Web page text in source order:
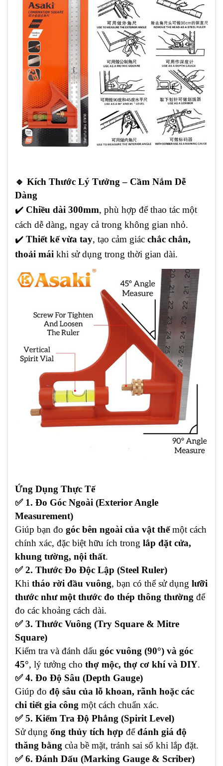
🔹 Kích Thước Lý Tưởng – Cầm Nắm Dễ
Dàng
✔ Chiều dài 300mm, phù hợp để thao tác một
cách dễ dàng, ngay cả trong không gian nhỏ.
✔ Thiết kế vừa tay, tạo cảm giác chắc chắn,
thoải mái khi sử dụng trong thời gian dài.
Ứng Dụng Thực Tế
✅ 1. Đo Góc Ngoài (Exterior Angle
Measurement)
Giúp bạn đo góc bên ngoài của vật thểmột cách
chính xác, đặc biệt hữu ích trong lắp đặt cửa,
khung tường, nội thất.
✅ 2. Thước Đo Độc Lập (Steel Ruler)
Khi tháo rời đầu vuông, bạn có thể sử dụng lưỡi
thước như một thước đo thép thông thường để
đo các khoảng cách dài.
✅ 3. Thước Vuông (Try Square & Mitre
Square)
Kiểm tra và đánh dấu góc vuông (90°) và góc
45°, lý tưởng cho thợ mộc, thợ cơ khí và DIY.
✅ 4. Đo Độ Sâu (Depth Gauge)
Giúp đo độ sâu của lỗ khoan, rãnh hoặc các
chi tiết gia công một cách chuẩn xác.
✅ 5. Kiểm Tra Độ Phẳng (Spirit Level)
Sử dụng ống thủy tích hợp đểđánh giá độ
thăng bằng của bề mặt, tránh sai số khi lắp đặt.
✅ 6. Đánh Dấu (Marking Gauge & Scriber)